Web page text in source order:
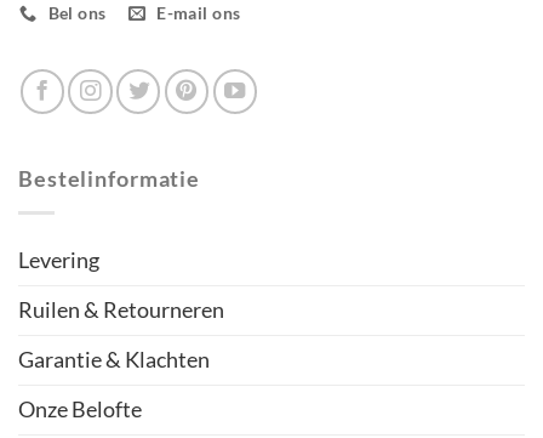
Bel ons E-mail ons
Bestelinformatie
Levering
Ruilen & Retourneren
Garantie & Klachten
Onze Belofte